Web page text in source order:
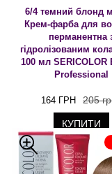
6/4 темний блонд
Крем-фарба для
перманентна
гідролізованим
100 мл SERICOLOR
Professional
164 ГРН 205
КУПИТИ